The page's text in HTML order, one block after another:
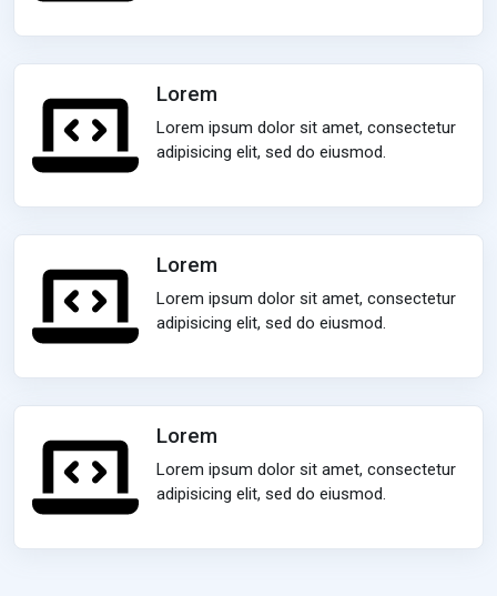
Lorem
Lorem ipsum dolor sit amet, consectetur
adipisicing elit, sed do eiusmod.
Lorem
Lorem ipsum dolor sit amet, consectetur
adipisicing elit, sed do eiusmod.
Lorem
Lorem ipsum dolor sit amet, consectetur
adipisicing elit, sed do eiusmod.